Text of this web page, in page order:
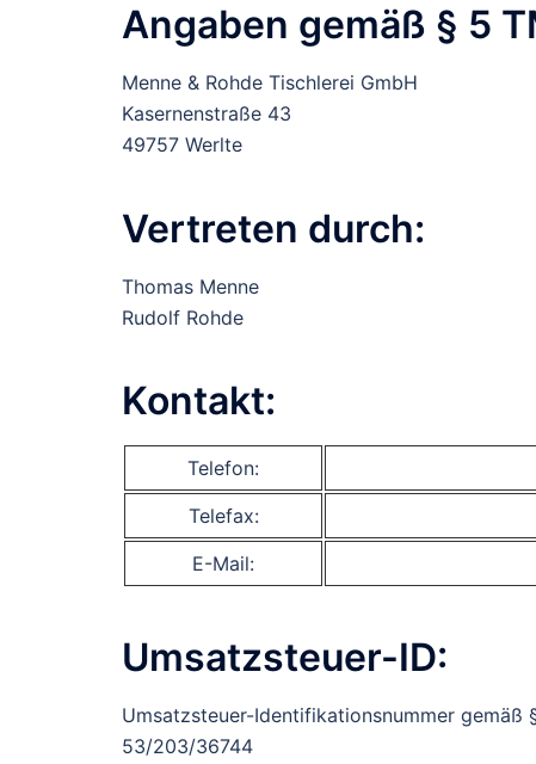
Angaben gemäß § 5
Menne & Rohde Tischlerei GmbH
Kasernenstraße 43
49757 Werlte
Vertreten durch:
Thomas Menne
Rudolf Rohde
Kontakt:
Telefon:
Telefax:
E-Mail:
Umsatzsteuer-ID:
Umsatzsteuer-Identifikationsnummer gemäß
53/203/36744